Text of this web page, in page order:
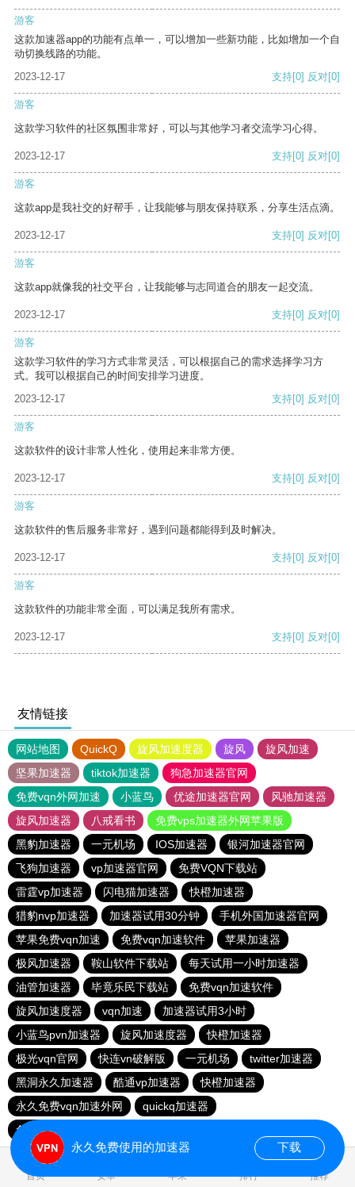
游客
这款加速器app的功能有点单一，可以增加一些新功能，比如增加一个自
动切换线路的功能。
2023-12-17
支持[0] 反对[0]
游客
这款学习软件的社区氛围非常好，可以与其他学习者交流学习心得。
2023-12-17 支持[0] 反对[0]
游客
这款app是我社交的好帮手，让我能够与朋友保持联系，分享生活点滴。
2023-12-17 支持[0] 反对[0]
游客
这款app就像我的社交平台，让我能够与志同道合的朋友一起交流。
2023-12-17 支持[0] 反对[0]
游客
这款学习软件的学习方式非常灵活，可以根据自己的需求选择学习方
式。我可以根据自己的时间安排学习进度。
2023-12-17
支持[0] 反对[0]
游客
这款软件的设计非常人性化，使用起来非常方便。
2023-12-17 支持[0] 反对[0]
游客
这款软件的售后服务非常好，遇到问题都能得到及时解决。
2023-12-17 支持[0] 反对[0]
游客
这款软件的功能非常全面，可以满足我所有需求。
2023-12-17 支持[0] 反对[0]
友情链接
网站地图 QuickQ 旋风加速度器 旋风
旋风加速
坚果加速器
tiktok加速器
狗急加速器官网
免费vqn外网加速
小蓝鸟 优途加速器官网
风驰加速器
旋风加速器
八戒看书
免费vps加速器外网苹果版
黑豹加速器
一元机场 IOS加速器
银河加速器官网
飞狗加速器
vp加速器官网
免费VQN下载站
雷霆vp加速器
闪电猫加速器
快橙加速器
猎豹nvp加速器
加速器试用30分钟
手机外国加速器官网
苹果免费vqn加速
免费vqn加速软件
苹果加速器
极风加速器
鞍山软件下载站
每天试用一小时加速器
油管加速器
毕竟乐民下载站
免费vqn加速软件
旋风加速度器
vqn加速
加速器试用3小时
小蓝鸟pvn加速器
旋风加速度器
快橙加速器
极光vqn官网
快连vn破解版 一元机场
twitter加速器
黑洞永久加速器
酷通vp加速器
快橙加速器
永久免费vqn加速外网
quickq加速器
免费vqn加速外网不限时
首页 安卓 苹果 排行 推荐
永久免费使用的加速器 下载
0.541419s